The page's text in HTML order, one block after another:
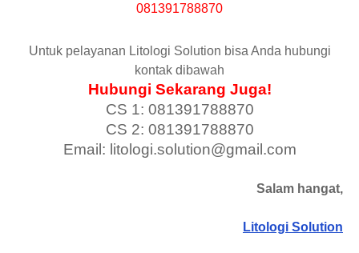
081391788870
Untuk pelayanan Litologi Solution bisa Anda hubungi
kontak dibawah
Hubungi Sekarang Juga!
CS 1: 081391788870
CS 2: 081391788870
Email: litologi.solution@gmail.com
Salam hangat,
Litologi Solution